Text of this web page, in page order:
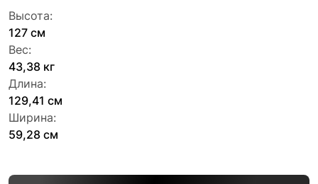
Высота:
127 см
Вес:
43,38 кг
Длина:
129,41 см
Ширина:
59,28 см